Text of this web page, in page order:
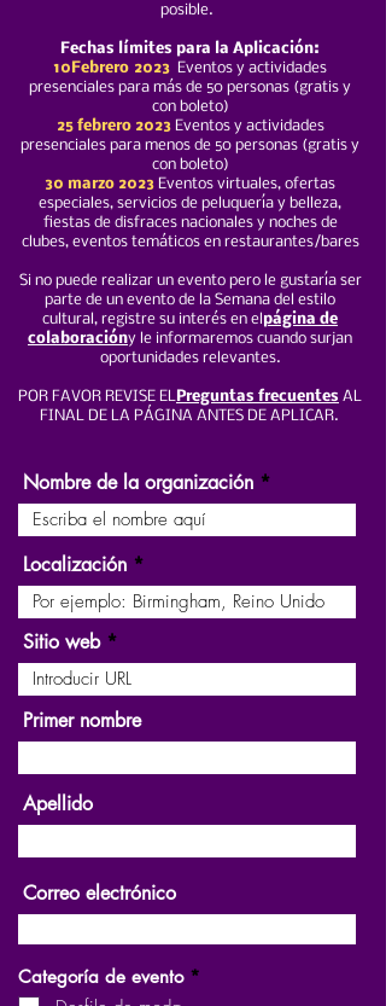
posible.
Fechas límites para la Aplicación:
10 Febrero 2023 Eventos y actividades
presenciales para más de 50 personas (gratis y
con boleto)
25 febrero 2023Eventos y actividades
presenciales para menos de 50 personas (gratis y
con boleto)
30 marzo 2023 Eventos virtuales, ofertas
especiales, servicios de peluquería y belleza,
fiestas de disfraces nacionales y noches de
clubes, eventos temáticos en restaurantes/bares
Si no puede realizar un evento pero le gustaría ser
parte de un evento de la Semana del estilo
cultural, registre su interés en el página de
colaboracióny le informaremos cuando surjan
oportunidades relevantes.
POR FAVOR REVISE EL Preguntas frecuentes AL
FINAL DE LA PÁGINA ANTES DE APLICAR.
Nombre de la organización
Localización
Sitio web
Primer nombre
Apellido
Correo electrónico
Categoría de evento *